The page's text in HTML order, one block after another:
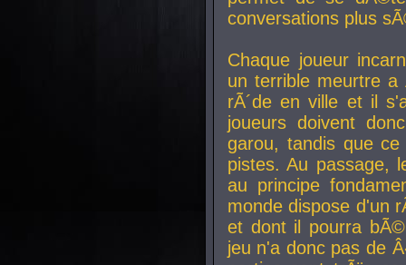
conversations plus
Chaque joueur
un terrible meurtre
rÃ´de en ville et il
joueurs doivent
garou, tandis que
pistes. Au passage,
au principe
monde dispose d'un
et dont il pourra
jeu n'a donc pas de